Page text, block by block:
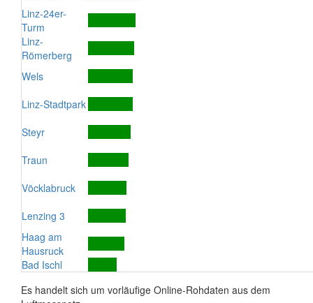
Linz-24er-
Turm
Linz-
Römerberg
Wels
Linz-Stadtpark
Steyr
Traun
Vöcklabruck
Lenzing 3
Haag am
Hausruck
Bad Ischl
Es handelt sich um vorläufige Online-Rohdaten aus dem